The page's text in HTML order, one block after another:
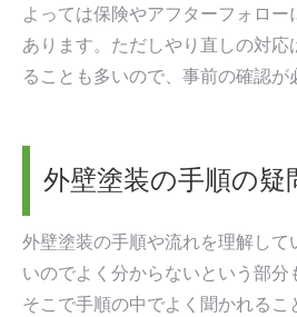
よっては保険やアフターフォロー
あります。ただしやり直しの対応
ることも多いので、事前の確認が
外壁塗装の手順の疑
外壁塗装の手順や流れを理解して
いのでよく分からないという部分
そこで手順の中でよく聞かれるこ